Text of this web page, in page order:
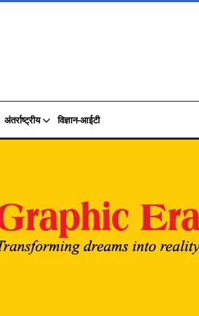
अंतर्राष्ट्रीय विज्ञान-आईटी